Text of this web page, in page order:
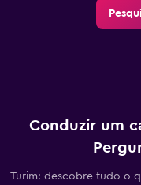
Conduzir um
Turim: descobre tudo o